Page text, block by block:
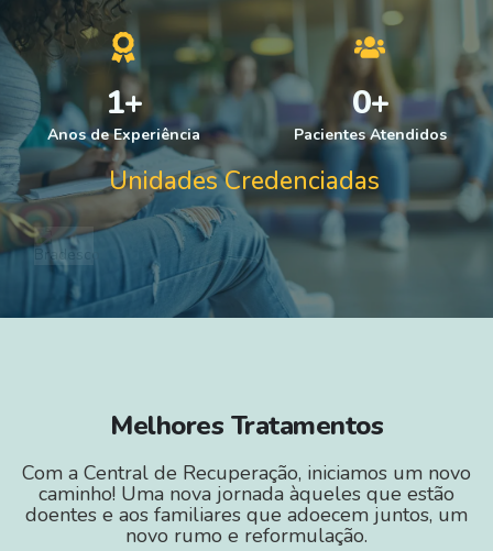
Anos de Experiência
1+
Pacientes Atendidos
0+
Unidades Credenciadas
Melhores Tratamentos
Com a Central de Recuperação, iniciamos um novo
caminho! Uma nova jornada àqueles que estão
doentes e aos familiares que adoecem juntos, um
novo rumo e reformulação.